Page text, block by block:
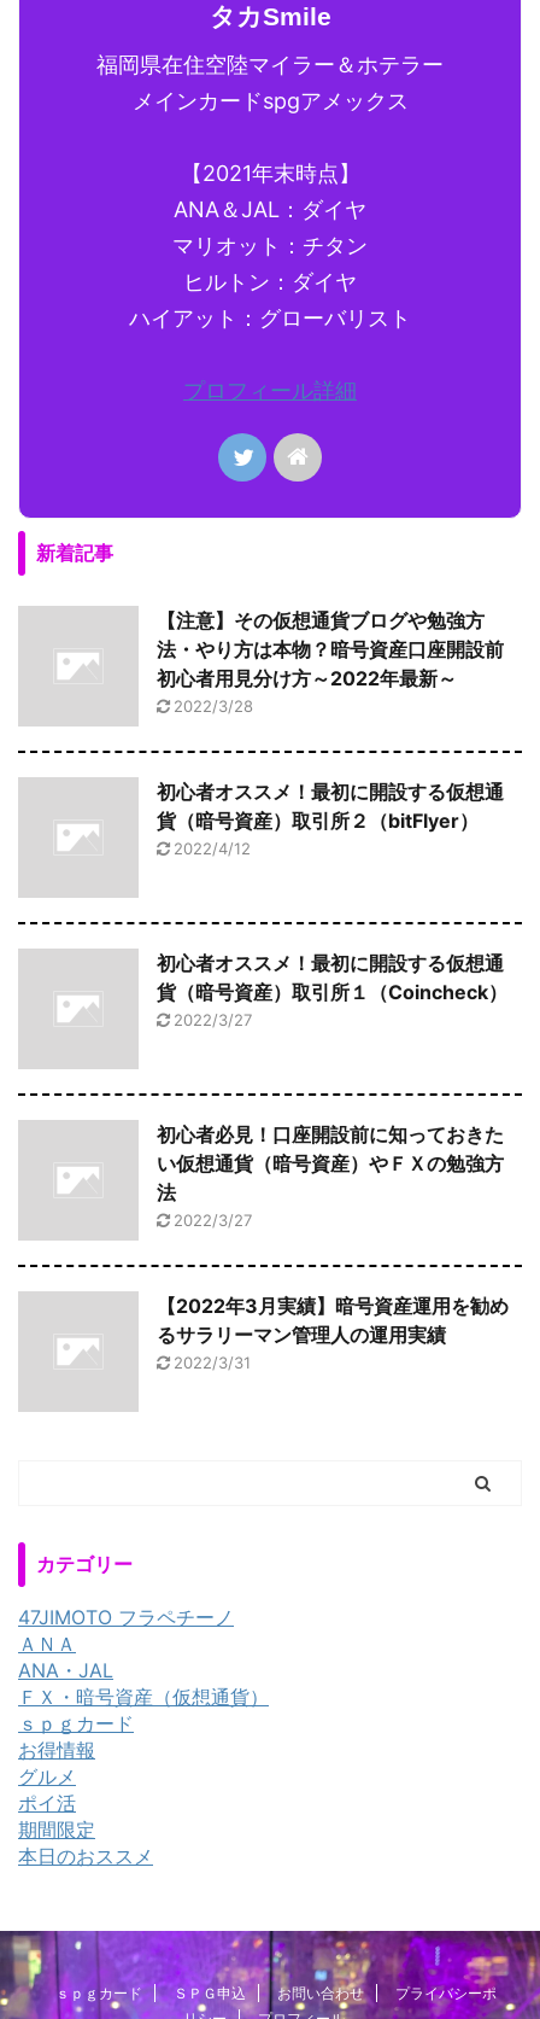
タカSmile
福岡県在住空陸マイラー＆ホテラー
メインカードspgアメックス
【2021年末時点】
ANA＆JAL：ダイヤ
マリオット：チタン
ヒルトン：ダイヤ
ハイアット：グローバリスト
プロフィール詳細
新着記事
【注意】その仮想通貨ブログや勉強方
法・やり方は本物？暗号資産口座開設前
初心者用見分け方～2022年最新～
2022/3/28
初心者オススメ！最初に開設する仮想通
貨（暗号資産）取引所２（bitFlyer）
2022/4/12
初心者オススメ！最初に開設する仮想通
貨（暗号資産）取引所１（Coincheck）
2022/3/27
初心者必見！口座開設前に知っておきた
い仮想通貨（暗号資産）やＦＸの勉強方
法
2022/3/27
【2022年3月実績】暗号資産運用を勧め
るサラリーマン管理人の運用実績
2022/3/31
カテゴリー
47JIMOTO フラペチーノ
ＡＮＡ
ANA・JAL
ＦＸ・暗号資産（仮想通貨）
ｓｐｇカード
お得情報
グルメ
ポイ活
期間限定
本日のおススメ
ｓｐｇカード ＳＰＧ申込 お問い合わせ
プライバシーポ